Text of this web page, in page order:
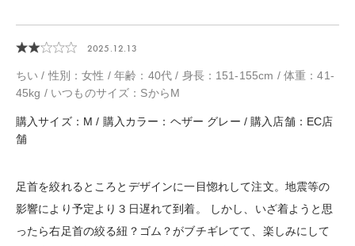
2025.12.13
ちい / 性別：女性 / 年齢：40代 / 身長：151-155cm / 体重：41-
45kg / いつものサイズ：SからM
購入サイズ：M / 購入カラー：ヘザー グレー / 購入店舗：EC店
舗
足首を絞れるところとデザインに一目惚れして注文。地震等の
影響により予定より３日遅れて到着。 しかし、いざ着ようと思
ったら右足首の絞る紐？ゴム？がブチギレてて、楽しみにして